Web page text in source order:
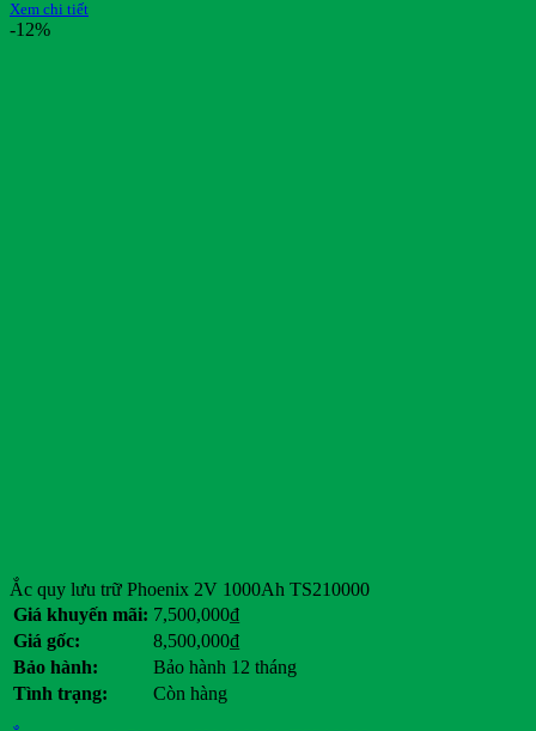
Xem chi tiết
-12%
Ắc quy lưu trữ Phoenix 2V 1000Ah TS210000
Giá khuyến mãi: 7,500,000₫
Giá gốc:
8,500,000₫
Bảo hành:
Bảo hành 12 tháng
Tình trạng:
Còn hàng